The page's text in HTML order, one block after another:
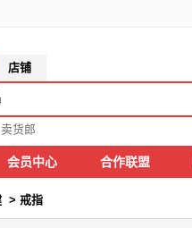
店铺
卖货郎
会员中心 合作联盟
> 戒指